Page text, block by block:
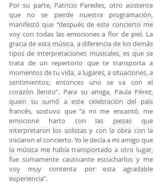
Por su parte, Patricio Paredes, otro asistente
que no se pierde nuestra programación,
manifestó que “después de este concierto me
voy con todas las emociones a flor de piel. La
gracia de esta música, a diferencia de los demás
tipos de interpretaciones musicales, es que se
trata de un repertorio que te transporta a
momentos de tu vida, a lugares, a situaciones, a
sentimientos; entonces uno se va con el
corazón llenito”. Para su amiga, Paula Pérez,
quien su sumó a este celebración del país
francés, sostuvo que “a mi me encantó, me
emocioné harto con las piezas que
interpretaron los solistas y con la obra con la
iniciaron el concierto. Yo le decía a mi amigo que
la música me había transportado a otro lugar,
fue sumamente cautivante escucharlos y me
voy muy contenta por esta agradable
experiencia”.